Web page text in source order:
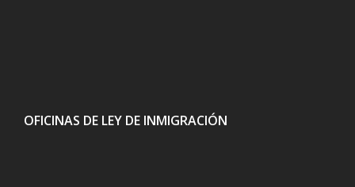
OFICINAS DE LEY DE INMIGRACIÓN